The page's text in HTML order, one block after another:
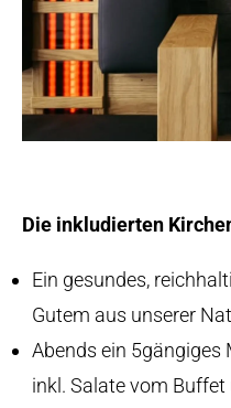
Die inkludierten
Ein gesundes,
Gutem aus unserer
Abends ein
inkl. Salate vom